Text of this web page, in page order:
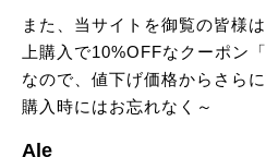
激安情
また、当サイトを御覧の皆様
上購入で10%OFFなクーポン
なので、値下げ価格からさら
購入時にはお忘れなく～
Ale